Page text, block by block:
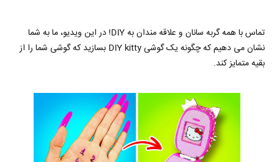
تماس با همه گربه سانان و علاقه مندان به DIY! در این ویدیو، ما به شما
نشان می دهیم که چگونه یک گوشی DIY kitty بسازید که گوشی شما را از
بقیه متمایز کند.